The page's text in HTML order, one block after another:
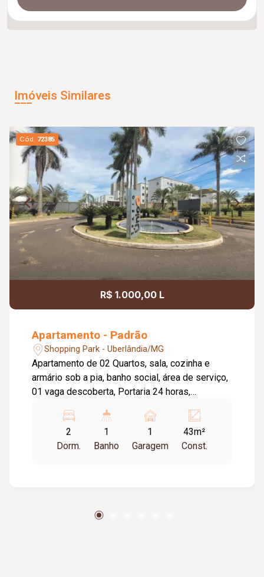
Imóveis Similares
Cód. 72385
R$ 1.000,00 L
Apartamento - Padrão
Shopping Park - Uberlândia/MG
Apartamento de 02 Quartos, sala, cozinha e
armário sob a pia, banho social, área de serviço,
01 vaga descoberta, Portaria 24 horas,
com churrasqueira.
2
Dorm.
1
Banho
1
Garagem
43m²
Const.